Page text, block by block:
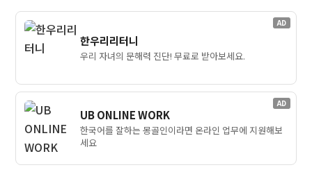
AD
한우리리터니
우리 자녀의 문해력 진단! 무료로 받아보세요.
AD
UB ONLINE WORK
한국어를 잘하는 몽골인이라면 온라인 업무에 지원해보
세요